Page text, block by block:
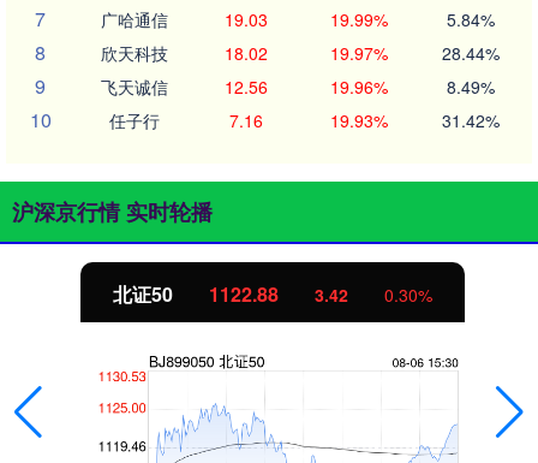
7 广哈通信 19.03 19.99% 5.84%
8 欣天科技 18.02 19.97% 28.44%
9 飞天诚信 12.56 19.96% 8.49%
10 任子行 7.16 19.93% 31.42%
沪深京行情 实时轮播
北证50 1122.88 3.42 0.30%